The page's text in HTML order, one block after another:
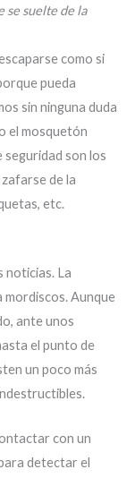
se suelte de la
como si
pueda
sin ninguna duda
el mosquetón
seguridad son los
de la
etc.
noticias. La
mordiscos. Aunque
ante unos
el punto de
un poco más
con un
detectar el